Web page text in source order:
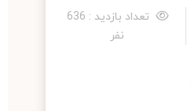
تعداد بازدید : 636
نفر